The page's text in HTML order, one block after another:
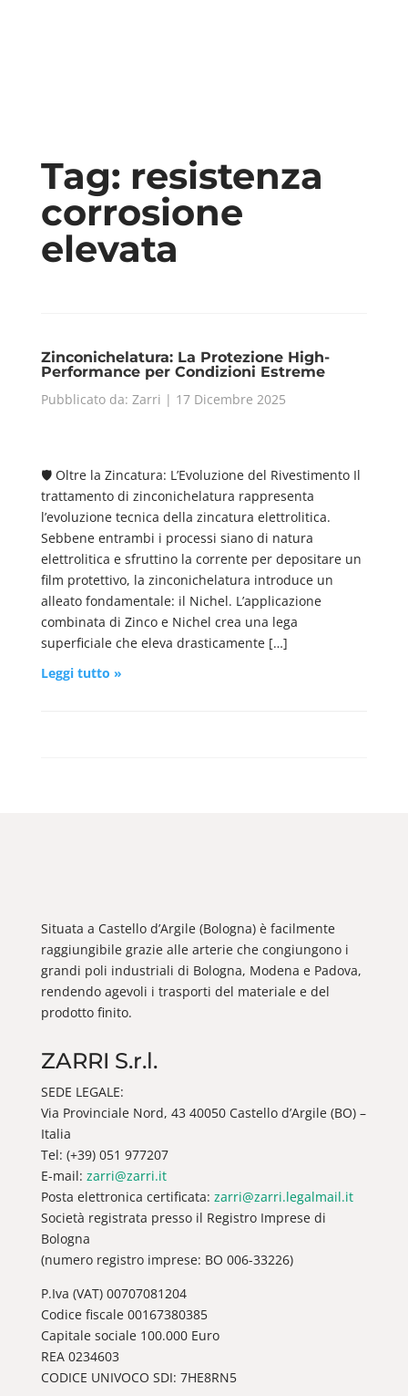
Tag: resistenza
corrosione
elevata
Zinconichelatura: La Protezione High-
Performance per Condizioni Estreme
Pubblicato da: Zarri | 17 Dicembre 2025
🛡️ Oltre la Zincatura: L’Evoluzione del Rivestimento Il
trattamento di zinconichelatura rappresenta
l’evoluzione tecnica della zincatura elettrolitica.
Sebbene entrambi i processi siano di natura
elettrolitica e sfruttino la corrente per depositare un
film protettivo, la zinconichelatura introduce un
alleato fondamentale: il Nichel. L’applicazione
combinata di Zinco e Nichel crea una lega
superficiale che eleva drasticamente […]
Leggi tutto »
Situata a Castello d’Argile (Bologna) è facilmente
raggiungibile grazie alle arterie che congiungono i
grandi poli industriali di Bologna, Modena e Padova,
rendendo agevoli i trasporti del materiale e del
prodotto finito.
ZARRI S.r.l.
SEDE LEGALE:
Via Provinciale Nord, 43 40050 Castello d’Argile (BO) –
Italia
Tel: (+39) 051 977207
E-mail: zarri@zarri.it
Posta elettronica certificata: zarri@zarri.legalmail.it
Società registrata presso il Registro Imprese di
Bologna
(numero registro imprese: BO 006-33226)
P.Iva (VAT) 00707081204
Codice fiscale 00167380385
Capitale sociale 100.000 Euro
REA 0234603
CODICE UNIVOCO SDI: 7HE8RN5